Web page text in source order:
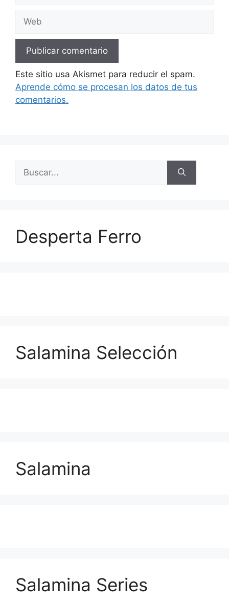
Web
Este sitio usa Akismet para reducir el spam.
Aprende cómo se procesan los datos de tus
comentarios.
Desperta Ferro
Salamina Selección
Salamina
Salamina Series